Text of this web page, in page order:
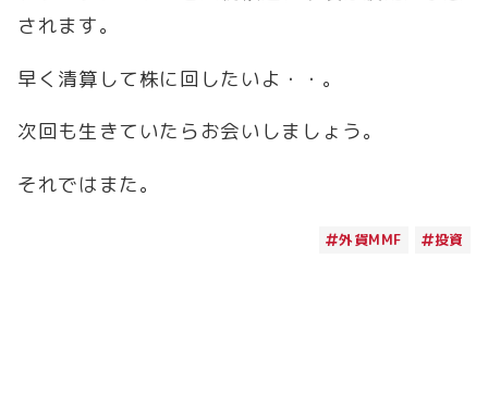
されます。
早く清算して株に回したいよ・・。
次回も生きていたらお会いしましょう。
それではまた。
外貨MMF 投資